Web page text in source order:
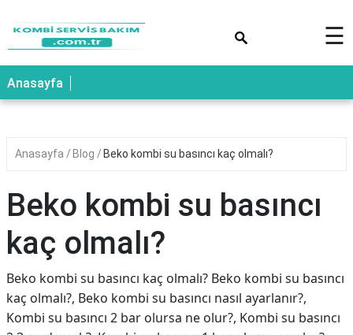
☰
Anasayfa
Anasayfa Blog Beko kombi su basıncı kaç olmalı?
Beko kombi su basıncı
kaç olmalı?
Beko kombi su basıncı kaç olmalı? Beko kombi su basıncı
kaç olmalı?, Beko kombi su basıncı nasıl ayarlanır?,
Kombi su basıncı 2 bar olursa ne olur?, Kombi su basıncı